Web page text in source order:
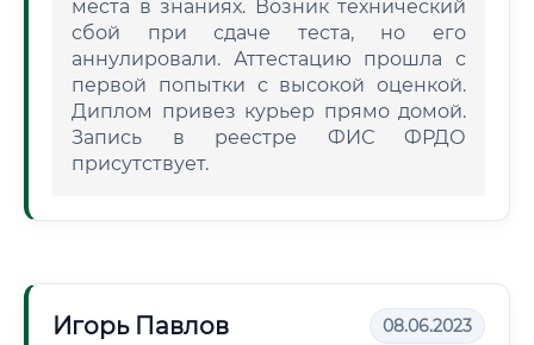
места в знаниях. Возник технический
сбой при сдаче теста, но его
аннулировали. Аттестацию прошла с
первой попытки с высокой оценкой.
Диплом привез курьер прямо домой.
Запись в реестре ФИС ФРДО
присутствует.
Игорь Павлов 08.06.2023